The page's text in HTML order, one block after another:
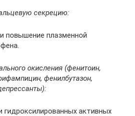
секрецию:
повышение плазменной
окисления (фенитоин,
фенилбутазон,
гидроксилированных активных